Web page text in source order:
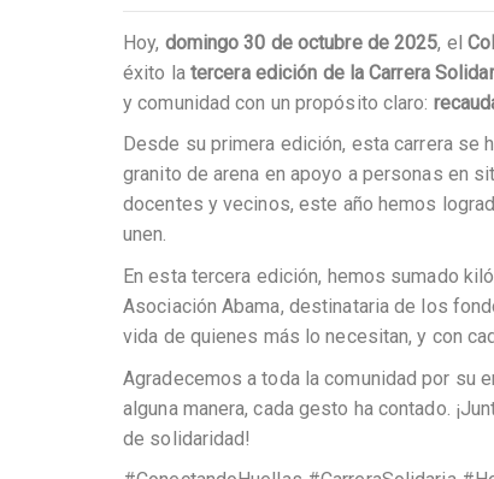
Hoy, domingo 30 de octubre de 2025, el
éxito la tercera edición de la Carrera
y comunidad con un propósito claro:
Desde su primera edición, esta carrera se
granito de arena en apoyo a personas en
docentes y vecinos, este año hemos
unen.
En esta tercera edición, hemos sumado
Asociación Abama, destinataria de los
vida de quienes más lo necesitan, y con
Agradecemos a toda la comunidad por su
alguna manera, cada gesto ha contado.
de solidaridad!